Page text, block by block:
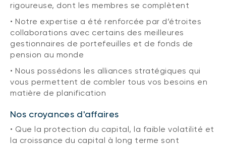
rigoureuse, dont les membres se complètent
• Notre expertise a été renforcée par d’étroites
collaborations avec certains des meilleures
gestionnaires de portefeuilles et de fonds de
pension au monde
• Nous possédons les alliances stratégiques qui
vous permettent de combler tous vos besoins en
matière de planification
Nos croyances d'affaires
• Que la protection du capital, la faible volatilité et
la croissance du capital à long terme sont